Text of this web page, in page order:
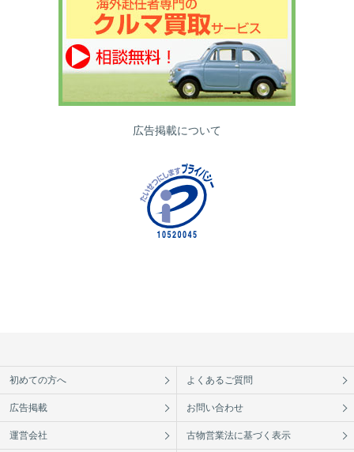
広告掲載について
初めての方へ よくあるご質問
広告掲載 お問い合わせ
運営会社 古物営業法に基づく表示